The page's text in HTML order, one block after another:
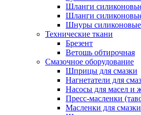
Шланги
Шланги
Шнуры силиконовые
Технические ткани
Брезент
Ветошь обтирочная
Смазочное оборудование
Шприцы для смазки
Нагнетатели для
Насосы для масел и
Пресс-масленки
Масленки для смазки